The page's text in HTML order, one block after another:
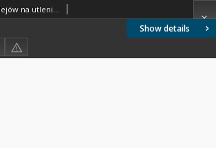
Show details
Badanie odporności olejów na utlenianie metodą WTI BN-65/0535-15